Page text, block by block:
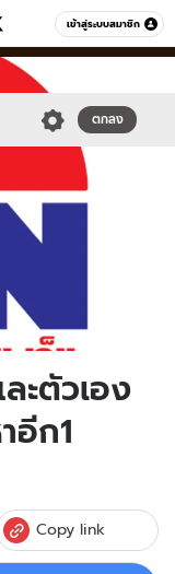
เข้าสู่ระบบสมาชิก
หมวดอื่นๆ
ตกลง
ะตัวเอง
อีก1
Copy link